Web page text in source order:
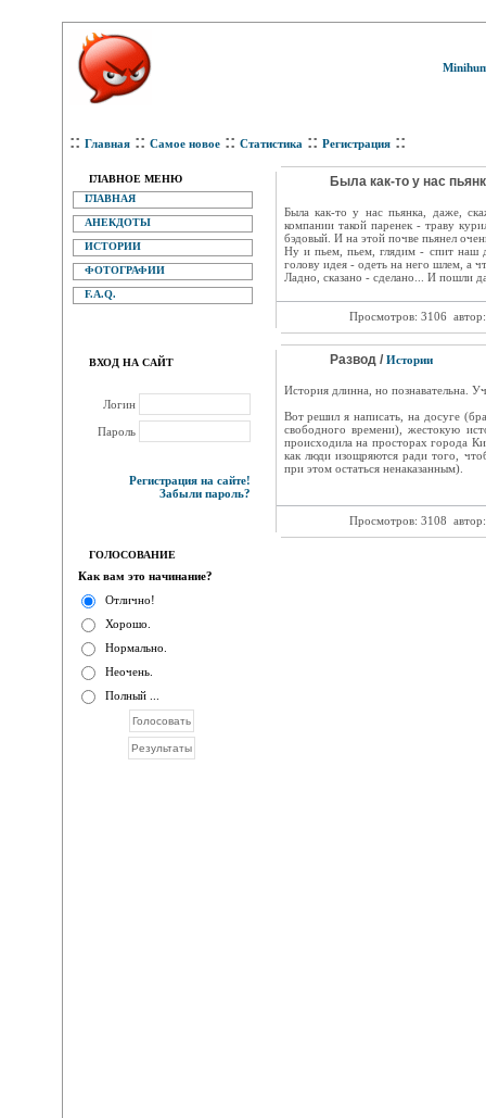
:: Главная :: Самое новое :: Статистика :: Регистрация ::
ГЛАВНОЕ МЕНЮ
ГЛАВНАЯ
АНЕКДОТЫ
ИСТОРИИ
ФОТОГРАФИИ
F.A.Q.
ВХОД НА САЙТ
Логин
Пароль
Регистрация на сайте!
Забыли пароль?
ГОЛОСОВАНИЕ
Как вам это начинание?
Отлично!
Хорошо.
Нормально.
Неочень.
Полный ...
Была как-то у нас
Была как-то у нас пьянка, даже,
компании такой паренек - траву
бэдовый. И на этой почве пьянел
Ну и пьем, пьем, глядим - спит
голову идея - одеть на него шлем, а
Ладно, сказано - сделано... И пошли
Просмотров: 3106
Развод / Истории
История длинна, но познавательна.
Вот решил я написать, на досуге
свободного времени), жестокую
происходила на просторах города
как люди изощряются ради того,
при этом остаться ненаказанным).
Просмотров: 3108